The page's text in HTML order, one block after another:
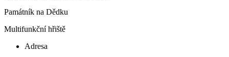
Památník na Dědku
Multifunkční hřiště
Adresa